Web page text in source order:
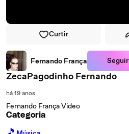
Curtir
Fernando França Seguir
ZecaPagodinho Fernando
há 19 anos
Fernando França Video
Categoria